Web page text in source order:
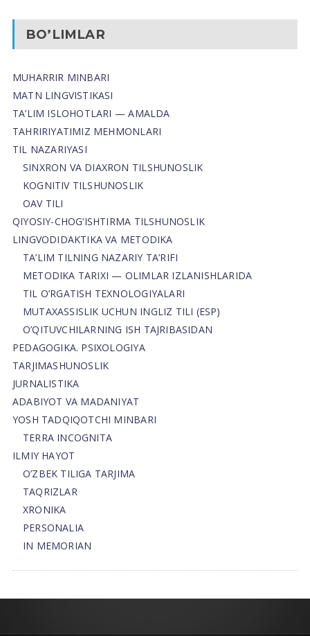
BO’LIMLAR
MUHARRIR MINBARI
MATN LINGVISTIKASI
TA’LIM ISLOHOTLARI — AMALDA
TAHRIRIYATIMIZ MEHMONLARI
TIL NAZARIYASI
SINXRON VA DIAXRON TILSHUNOSLIK
KOGNITIV TILSHUNOSLIK
OAV TILI
QIYOSIY-CHOG‘ISHTIRMA TILSHUNOSLIK
LINGVODIDAKTIKA VA METODIKA
TA’LIM TILNING NAZARIY TA’RIFI
METODIKA TARIXI — OLIMLAR IZLANISHLARIDA
TIL O’RGATISH TEXNOLOGIYALARI
MUTAXASSISLIK UCHUN INGLIZ TILI (ESP)
O’QITUVCHILARNING ISH TAJRIBASIDAN
PEDAGOGIKA. PSIXOLOGIYA
TARJIMASHUNOSLIK
JURNALISTIKA
ADABIYOT VA MADANIYAT
YOSH TADQIQOTCHI MINBARI
TERRA INCOGNITA
ILMIY HAYOT
O’ZBEK TILIGA TARJIMA
TAQRIZLAR
XRONIKA
PERSONALIA
IN MEMORIAN